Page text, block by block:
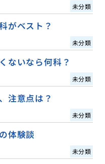
未分類
がベスト？
未分類
ないなら何科？
未分類
注意点は？
未分類
体験談
未分類